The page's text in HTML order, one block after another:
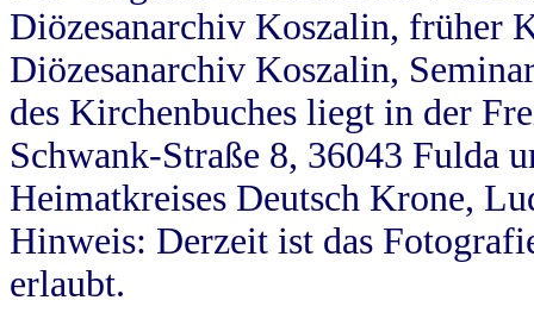
Diözesanarchiv Koszalin, früher
Diözesanarchiv Koszalin,
des Kirchenbuches liegt in der
Schwank-Straße 8, 36043 Fulda
Heimatkreises Deutsch Krone,
Hinweis: Derzeit ist das
erlaubt.